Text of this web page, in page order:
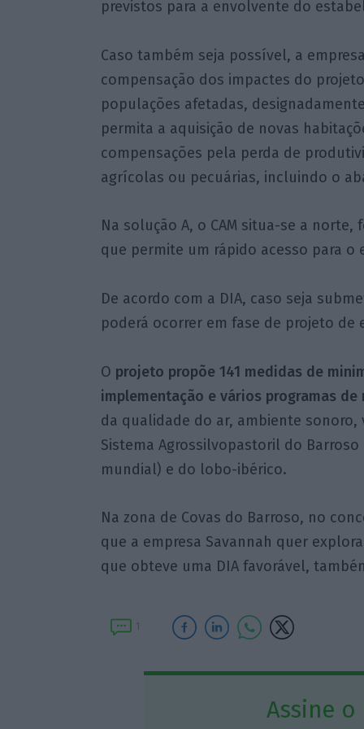
previstos para a envolvente do
Caso também seja possível, a
compensação dos impactes do
populações afetadas,
permita a aquisição de novas
compensações pela perda de
agrícolas ou pecuárias, incluindo o
Na solução A, o CAM situa-se a
que permite um rápido acesso para
De acordo com a DIA, caso seja
poderá ocorrer em fase de projeto de
O projeto propõe 141 medidas de
implementação e vários programas
da qualidade do ar, ambiente
Sistema Agrossilvopastoril do
mundial) e do lobo-ibérico.
Na zona de Covas do Barroso, no
que a empresa Savannah quer
que obteve uma DIA favorável,
Assine o